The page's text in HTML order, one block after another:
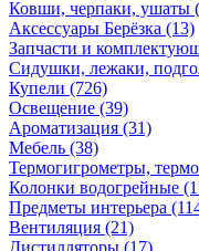
Ковши, черпаки, ушаты
Аксессуары Берёзка (13)
Запчасти и
Сидушки, лежаки,
Купели (726)
Освещение (39)
Ароматизация (31)
Мебель (38)
Термогигрометры,
Колонки водогрейные
Предметы интерьера
Вентиляция (21)
Дистилляторы (17)